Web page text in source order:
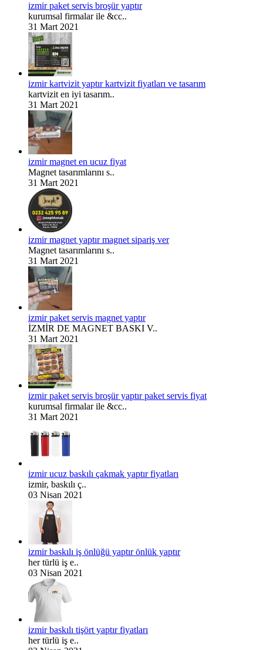
izmir paket servis broşür yaptır
kurumsal firmalar ile &cc..
31 Mart 2021
izmir kartvizit yaptır kartvizit fiyatları ve tasarım
kartvizit en iyi tasarım..
31 Mart 2021
izmir magnet en ucuz fiyat
Magnet tasarımlarını s..
31 Mart 2021
izmir magnet yaptır magnet sipariş ver
Magnet tasarımlarını s..
31 Mart 2021
izmir paket servis magnet yaptır
İZMİR DE MAGNET BASKI V..
31 Mart 2021
izmir paket servis broşür yaptır paket servis fiyat
kurumsal firmalar ile &cc..
31 Mart 2021
izmir ucuz baskılı çakmak yaptır fiyatları
izmir, baskılı ç..
03 Nisan 2021
izmir baskılı iş önlüğü yaptır önlük yaptır
her türlü iş e..
03 Nisan 2021
izmir baskılı tişört yaptır fiyatları
her türlü iş e..